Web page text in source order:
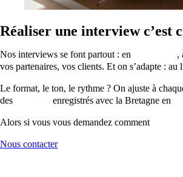
Réaliser une interview c’est
Nos interviews se font partout : en
,
vos partenaires, vos clients. Et on s’adapte : au
Le format, le ton, le rythme ? On ajuste à
des
enregistrés avec la Bretagne en
Alors si vous vous demandez comment
Nous contacter